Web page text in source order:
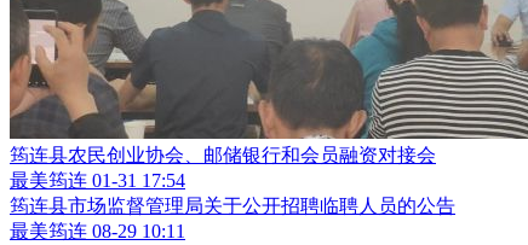
筠连县农民创业协会、邮储银行和会员融资对接会
最美筠连 01-31 17:54
筠连县市场监督管理局关于公开招聘临聘人员的公告
最美筠连 08-29 10:11